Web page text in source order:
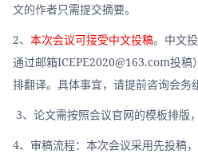
文的作者只需提交摘要。
2、 本次会议可接受中文投稿。中文
通过邮箱ICEPE2020@163.com投稿
排翻译。具体事宜，请提前咨询会务
3、论文需按照会议官网的模板排版
4、审稿流程：本次会议采用先投稿